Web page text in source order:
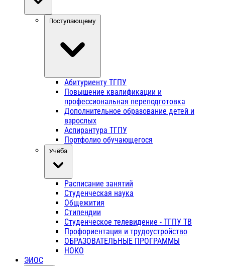
Поступающему
Абитуриенту ТГПУ
Повышение квалификации и
профессиональная переподготовка
Дополнительное образование детей и
взрослых
Аспирантура ТГПУ
Портфолио обучающегося
Учёба
Расписание занятий
Студенческая наука
Общежития
Стипендии
Студенческое телевидение - ТГПУ ТВ
Профориентация и трудоустройство
ОБРАЗОВАТЕЛЬНЫЕ ПРОГРАММЫ
НОКО
ЭИОС